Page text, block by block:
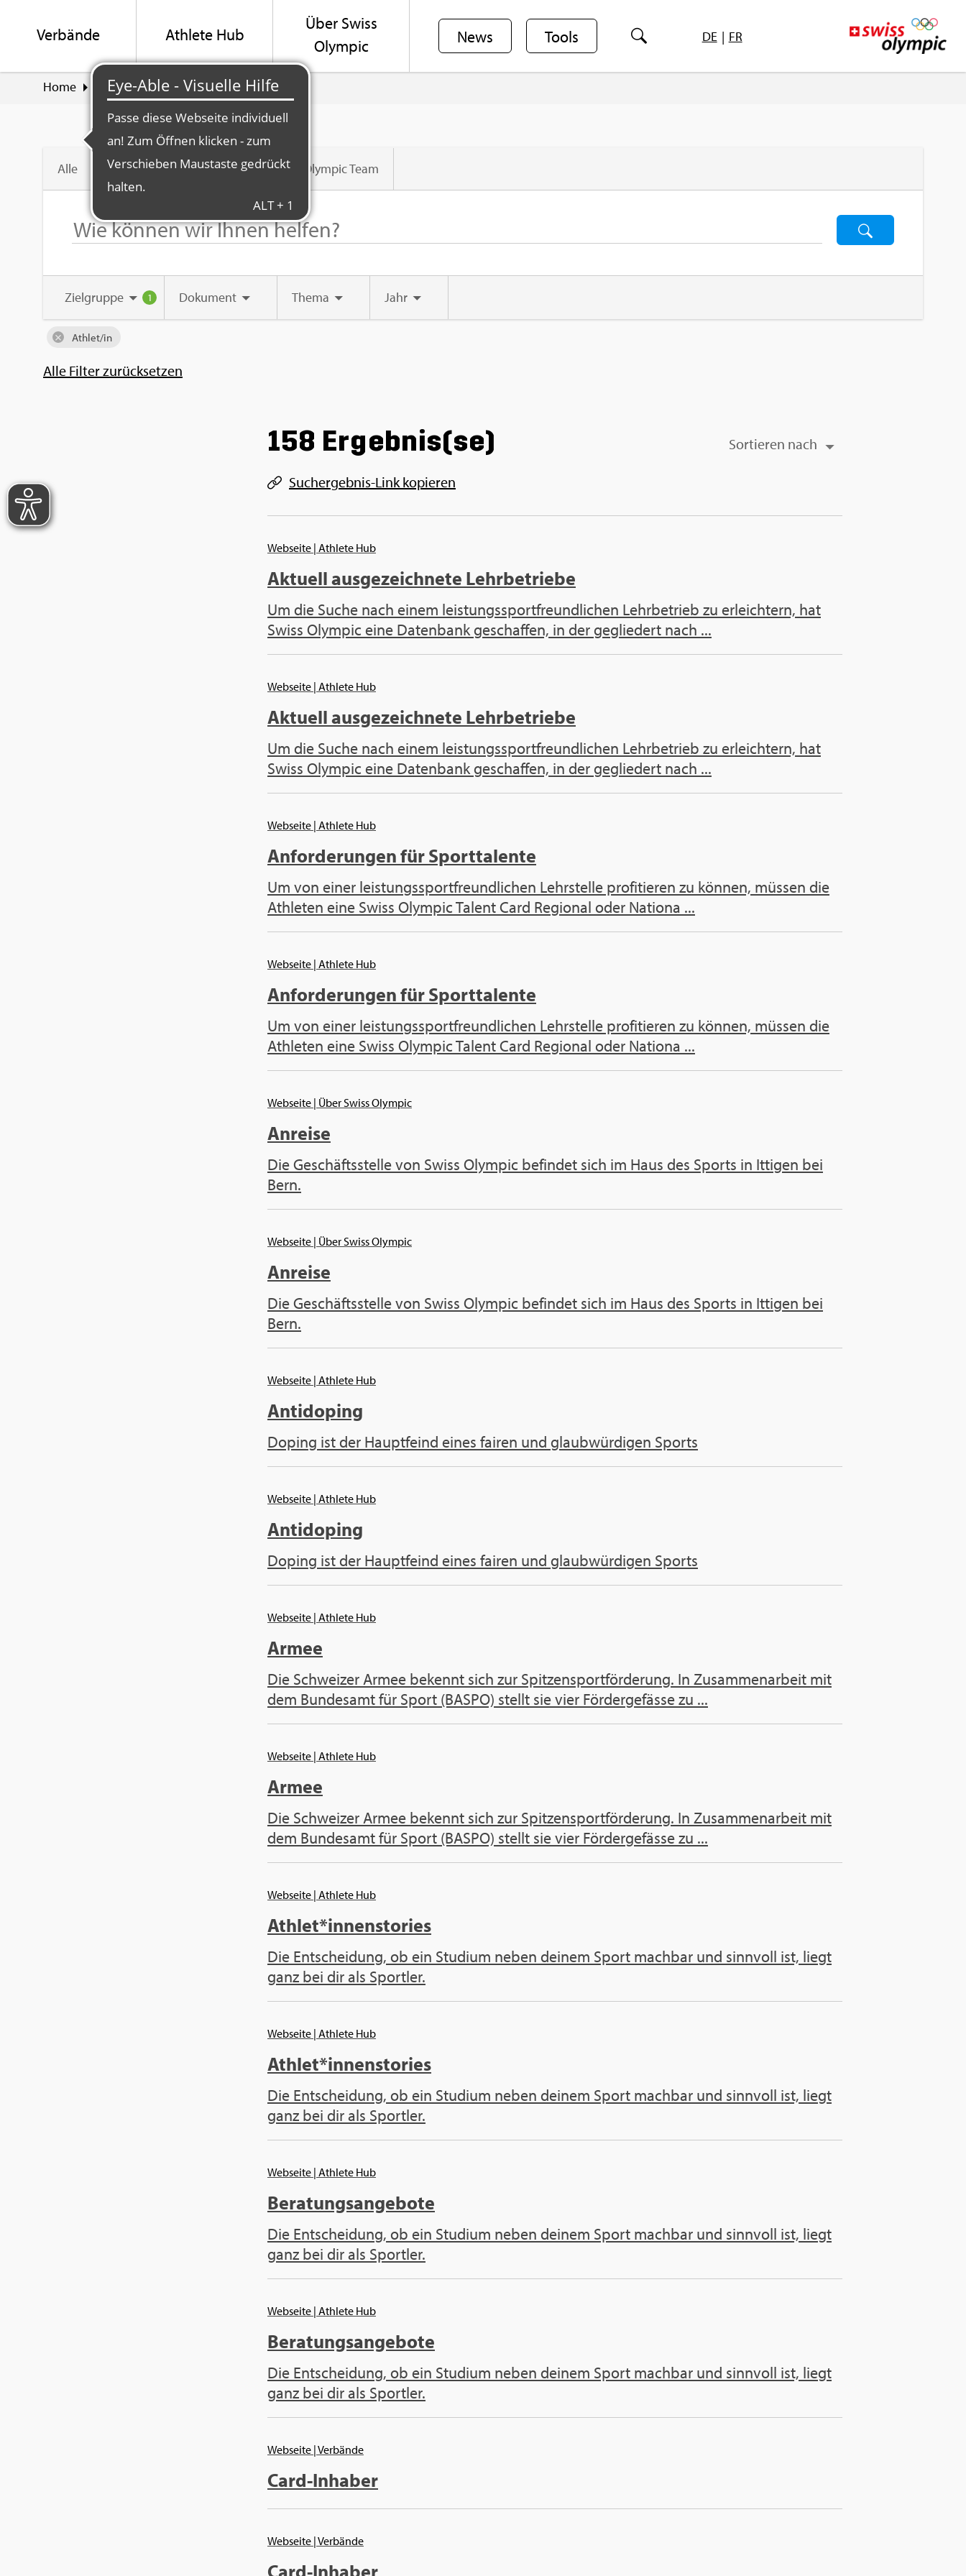
Ver­bän­de Ath­le­te Hub
Über Swiss
Olym­pic
News Tools DE | FR
Home Suche
Alle Swiss Olym­pic Ver­band Swiss Olym­pic Team
Ziel­grup­pe 1 Do­ku­ment Thema Jahr
Ath­let/in
Alle Fil­ter zu­rück­set­zen
158 Er­geb­nis(se) Sor­tie­ren nach
Such­ergeb­nis-Link ko­pie­ren
Webseite | Athlete Hub
Aktuell ausgezeichnete Lehrbetriebe
Um die Suche nach einem leistungssportfreundlichen Lehrbetrieb zu erleichtern, hat
Swiss Olympic eine Datenbank geschaffen, in der gegliedert nach ...
Webseite | Athlete Hub
Aktuell ausgezeichnete Lehrbetriebe
Um die Suche nach einem leistungssportfreundlichen Lehrbetrieb zu erleichtern, hat
Swiss Olympic eine Datenbank geschaffen, in der gegliedert nach ...
Webseite | Athlete Hub
Anforderungen für Sporttalente
Um von einer leistungssportfreundlichen Lehrstelle profitieren zu können, müssen die
Athleten eine Swiss Olympic Talent Card Regional oder Nationa ...
Webseite | Athlete Hub
Anforderungen für Sporttalente
Um von einer leistungssportfreundlichen Lehrstelle profitieren zu können, müssen die
Athleten eine Swiss Olympic Talent Card Regional oder Nationa ...
Webseite | Über Swiss Olympic
Anreise
Die Geschäftsstelle von Swiss Olympic befindet sich im Haus des Sports in Ittigen bei
Bern.
Webseite | Über Swiss Olympic
Anreise
Die Geschäftsstelle von Swiss Olympic befindet sich im Haus des Sports in Ittigen bei
Bern.
Webseite | Athlete Hub
Antidoping
Doping ist der Hauptfeind eines fairen und glaubwürdigen Sports
Webseite | Athlete Hub
Antidoping
Doping ist der Hauptfeind eines fairen und glaubwürdigen Sports
Webseite | Athlete Hub
Armee
Die Schweizer Armee bekennt sich zur Spitzensportförderung. In Zusammenarbeit mit
dem Bundesamt für Sport (BASPO) stellt sie vier Fördergefässe zu ...
Webseite | Athlete Hub
Armee
Die Schweizer Armee bekennt sich zur Spitzensportförderung. In Zusammenarbeit mit
dem Bundesamt für Sport (BASPO) stellt sie vier Fördergefässe zu ...
Webseite | Athlete Hub
Athlet*innenstories
Die Entscheidung, ob ein Studium neben deinem Sport machbar und sinnvoll ist, liegt
ganz bei dir als Sportler.
Webseite | Athlete Hub
Athlet*innenstories
Die Entscheidung, ob ein Studium neben deinem Sport machbar und sinnvoll ist, liegt
ganz bei dir als Sportler.
Webseite | Athlete Hub
Beratungsangebote
Die Entscheidung, ob ein Studium neben deinem Sport machbar und sinnvoll ist, liegt
ganz bei dir als Sportler.
Webseite | Athlete Hub
Beratungsangebote
Die Entscheidung, ob ein Studium neben deinem Sport machbar und sinnvoll ist, liegt
ganz bei dir als Sportler.
Webseite | Verbände
Card-Inhaber
Webseite | Verbände